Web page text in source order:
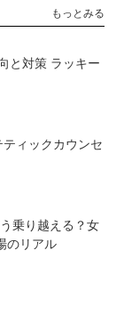
もっとみる
と対策 ラッキー
ィックカウンセ
乗り越える？女
のリアル